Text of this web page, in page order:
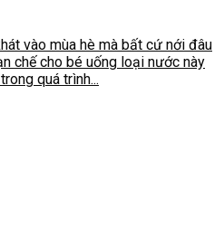
vào mùa hè mà bất cứ nới đâu
chế cho bé uống loại nước này
quá trình...